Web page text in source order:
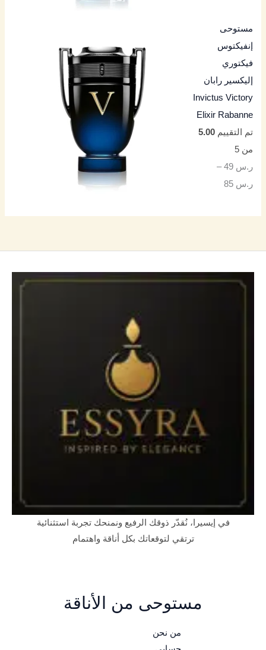
مستوحى
إنفيكتوس
فيكتوري
إليكسير رابان
Invictus Victory
Elixir Rabanne
تم التقييم5.00
من 5
ر.س 49
–
ر.س 85
في إيسيرا، نُقدّر ذوقك الرفيع ونمنحك تجربة استثنائية
ترتقي لتوقعاتك بكل أناقة واهتمام
مستوحى من الأناقة
من نحن